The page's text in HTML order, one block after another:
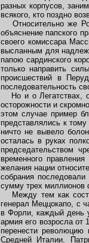
разных корпусов,
всякого, кто поздно
Относительно же
объяснение папского
своего комиссара
высланным для
папою сардинского
только направить
происшествий в
последовательность
Но и о Легатствах,
осторожности и
этом случае пример
представлялись к
ничто не вывело
осталась в руках
председательством
временного
желания нации
собрания
сумму трех миллионов
Между тем как
генерал Меццокапо, с
в Форли, каждый день
армия его возросла от
перенести
Средней Италии.